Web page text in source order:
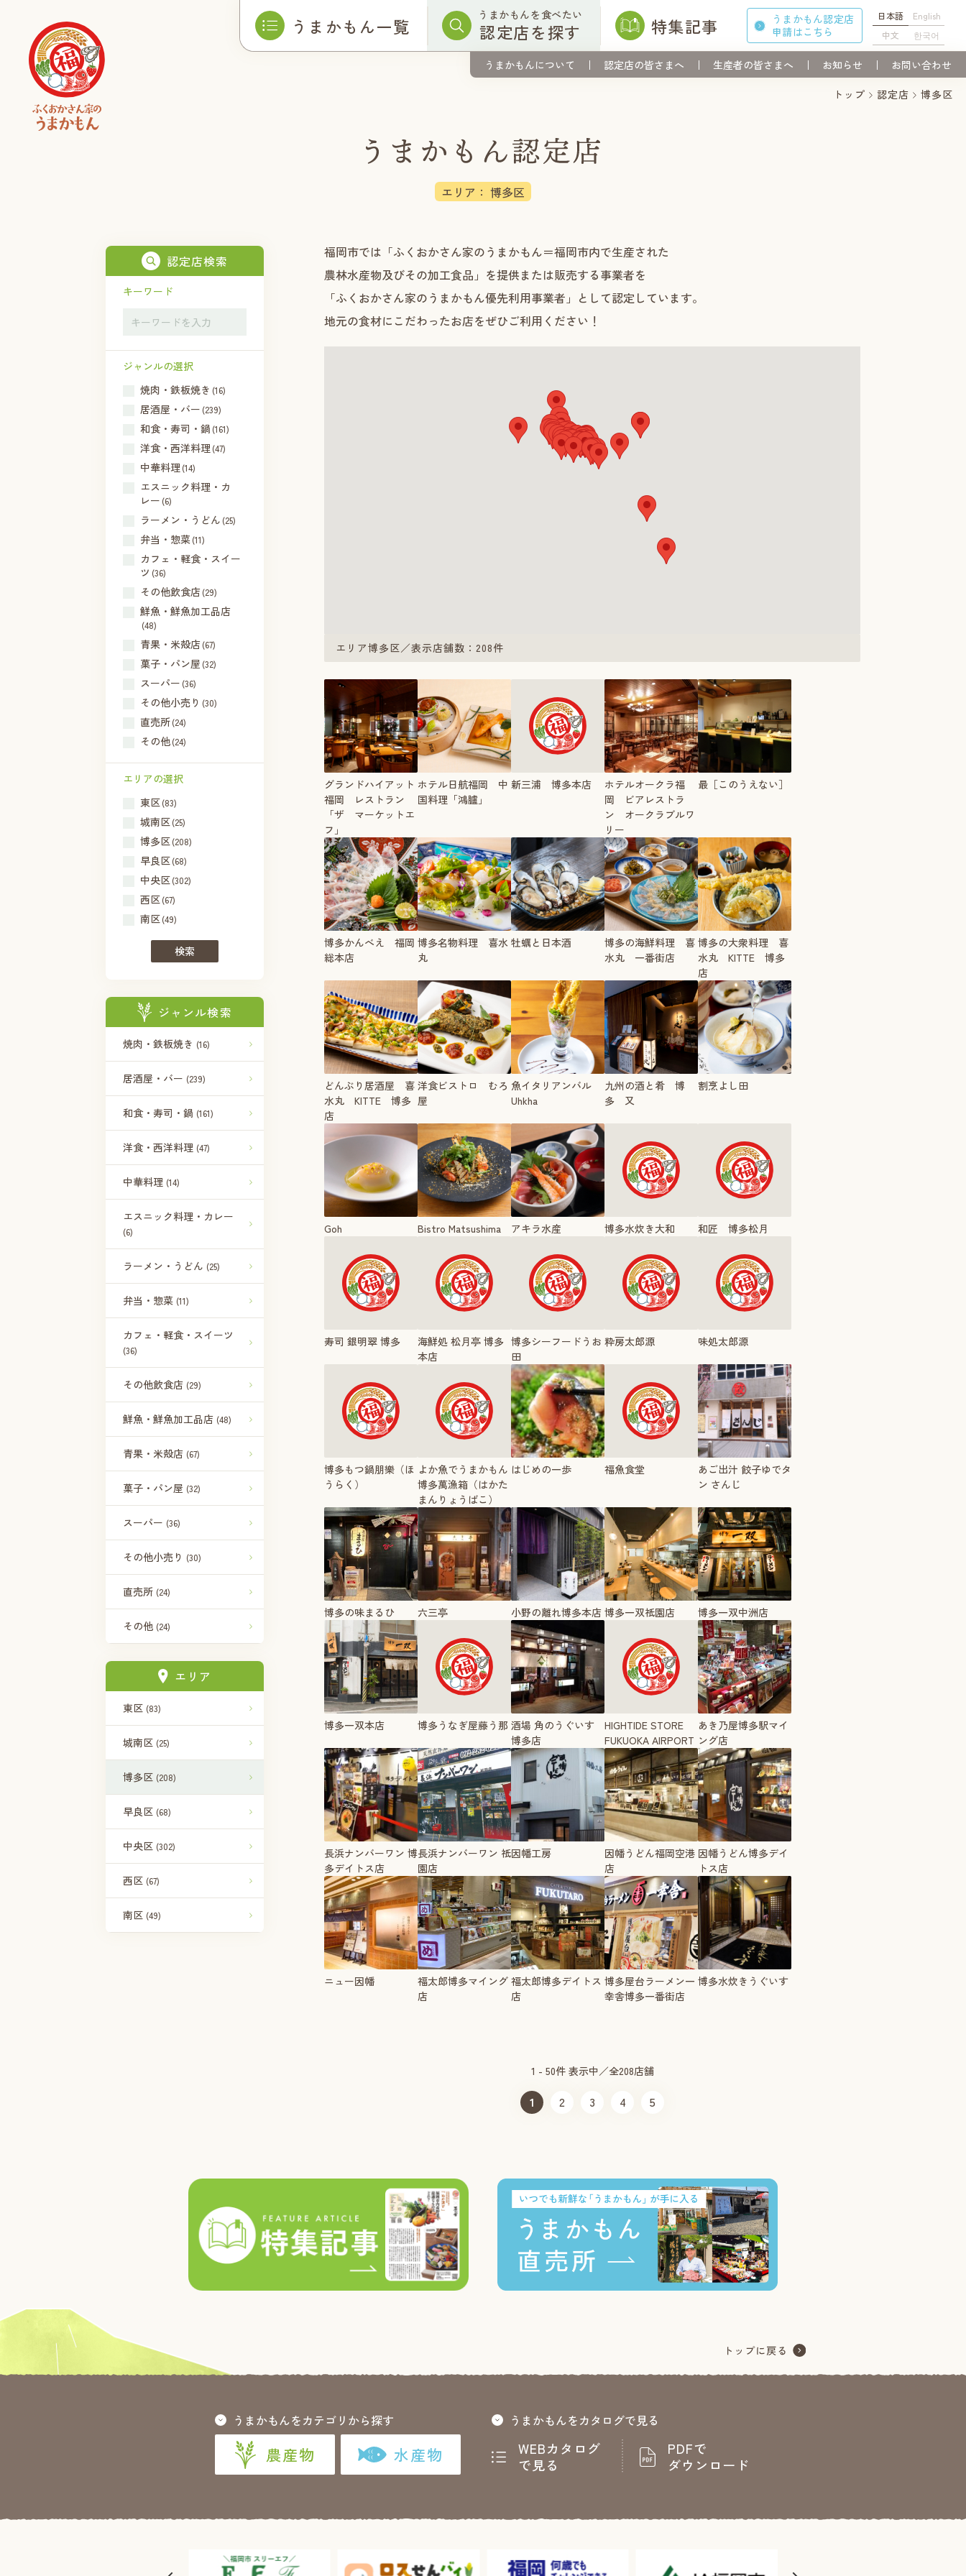
うまかもん一覧 うまかもんを食べたい
認定店を探す 特集記事
うまかもん認定店
申請はこちら
日本語
English
中文
한국어
うまかもんについて 認定店の皆さまへ 生産者の皆さまへ お知らせ お問い合わせ
トップ 認定店 博多区
エリア： 博多区
認定店検索
キーワード
ジャンルの選択
焼肉・鉄板焼き (16)
居酒屋・バー (239)
和食・寿司・鍋 (161)
洋食・西洋料理 (47)
中華料理 (14)
エスニック料理・カ
レー (6)
ラーメン・うどん (25)
弁当・惣菜(11)
カフェ・軽食・スイー
ツ (36)
その他飲食店(29)
鮮魚・鮮魚加工品店
(48)
青果・米殻店(67)
菓子・パン屋 (32)
スーパー (36)
その他小売り (30)
直売所(24)
その他(24)
エリアの選択
東区(83)
城南区(25)
博多区(208)
早良区(68)
中央区(302)
西区(67)
南区(49)
検索
ジャンル検索
焼肉・鉄板焼き (16)
居酒屋・バー (239)
和食・寿司・鍋 (161)
洋食・西洋料理 (47)
中華料理 (14)
エスニック料理・カレー
(6)
ラーメン・うどん (25)
弁当・惣菜 (11)
カフェ・軽食・スイーツ
(36)
その他飲食店 (29)
鮮魚・鮮魚加工品店 (48)
青果・米殻店 (67)
菓子・パン屋 (32)
スーパー (36)
その他小売り (30)
直売所 (24)
その他 (24)
エリア
東区 (83)
城南区 (25)
博多区 (208)
早良区 (68)
中央区 (302)
西区 (67)
南区 (49)
福岡市では「ふくおかさん家のうまかもん＝福岡市内で生産された
農林水産物及びその加工食品」を提供または販売する事業者を
「ふくおかさん家のうまかもん優先利用事業者」として認定しています。
地元の食材にこだわったお店をぜひご利用ください！
エリア博多区／表示店舗数：208件
グランドハイアット
福岡 レストラン
「ザ マーケットエ
フ」
ホテル日航福岡 中
国料理「鴻臚」
新三浦 博多本店
ホテルオークラ福
岡 ビアレストラ
ン オークラブルワ
リー
最［このうえない］
博多かんべえ 福岡
総本店
博多名物料理 喜水
丸
牡蠣と日本酒
博多の海鮮料理 喜
水丸 一番街店
博多の大衆料理 喜
水丸 KITTE 博多
店
どんぶり居酒屋 喜
水丸 KITTE 博多
店
洋食ビストロ むろ
屋
魚イタリアンバル
Uhkha
九州の酒と肴 博
多 又
割烹よし田
Goh Bistro Matsushima アキラ水産 博多水炊き大和 和匠 博多松月
寿司 銀明翠 博多
海鮮処 松月亭 博多
本店
博多シーフードうお
田
粋房太郎源 味処太郎源
博多もつ鍋朋樂（ほ
うらく）
よか魚でうまかもん
博多萬漁箱（はかた
まんりょうばこ）
はじめの一歩 福魚食堂
あご出汁 餃子ゆでタ
ン さんじ
博多の味まるひ 六三亭 小野の離れ博多本店 博多一双祇園店 博多一双中洲店
博多一双本店 博多うなぎ屋藤う那 酒場 角のうぐいす
博多店
HIGHTIDE STORE
FUKUOKA AIRPORT
あき乃屋博多駅マイ
ング店
長浜ナンバーワン 博
多デイトス店
長浜ナンバーワン 祇
園店
因幡工房
因幡うどん福岡空港
店
因幡うどん博多デイ
トス店
ニュー因幡
福太郎博多マイング
店
福太郎博多デイトス
店
博多屋台ラーメン一
幸舎博多一番街店
博多水炊きうぐいす
1 - 50件 表示中／全208店舗
1 2 3 4 5
うまかもんをカテゴリから探す
農産物 水産物
うまかもんをカタログで見る
WEBカタログ
で見る
PDFで
ダウンロード